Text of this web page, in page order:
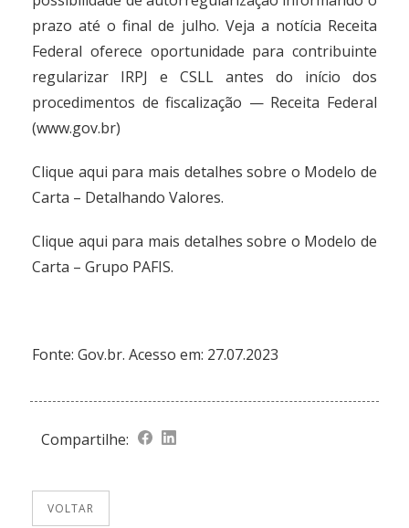
prazo até o final de julho. Veja a notícia Receita
Federal oferece oportunidade para contribuinte
regularizar IRPJ e CSLL antes do início dos
procedimentos de fiscalização — Receita Federal
(www.gov.br)
Clique aqui para mais detalhes sobre o Modelo de
Carta – Detalhando Valores.
Clique aqui para mais detalhes sobre o Modelo de
Carta – Grupo PAFIS.
Fonte:Gov.br. Acesso em: 27.07.2023
Compartilhe:
VOLTAR